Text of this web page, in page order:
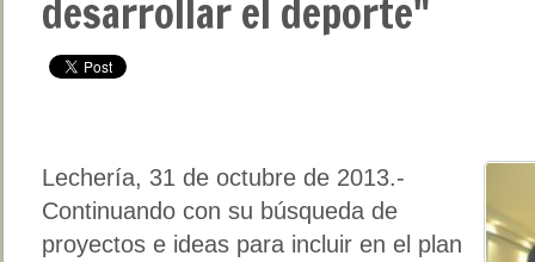
desarrollar el deporte"
Lechería, 31 de octubre de 2013.-
Continuando con su búsqueda de
proyectos e ideas para incluir en el plan